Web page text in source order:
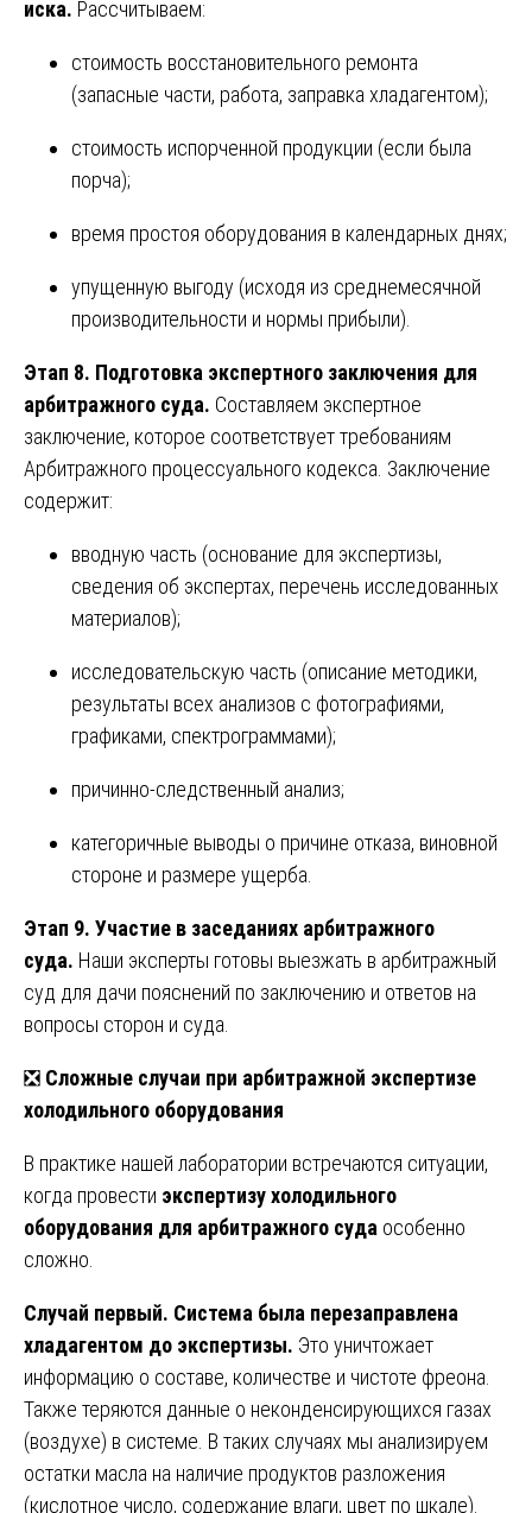
иска. Рассчитываем:
стоимость восстановительного ремонта
(запасные части, работа, заправка хладагентом);
стоимость испорченной продукции (если была
порча);
время простоя оборудования в календарных днях;
упущенную выгоду (исходя из среднемесячной
производительности и нормы прибыли).
Этап 8. Подготовка экспертного заключения для
арбитражного суда. Составляем экспертное
заключение, которое соответствует требованиям
Арбитражного процессуального кодекса. Заключение
содержит:
вводную часть (основание для экспертизы,
сведения об экспертах, перечень исследованных
материалов);
исследовательскую часть (описание методики,
результаты всех анализов с фотографиями,
графиками, спектрограммами);
причинно-следственный анализ;
категоричные выводы о причине отказа, виновной
стороне и размере ущерба.
Этап 9. Участие в заседаниях арбитражного
суда. Наши эксперты готовы выезжать в арбитражный
суд для дачи пояснений по заключению и ответов на
вопросы сторон и суда.
❎ Сложные случаи при арбитражной экспертизе
холодильного оборудования
В практике нашей лаборатории встречаются ситуации,
когда провести экспертизу холодильного
оборудования для арбитражного суда особенно
сложно.
Случай первый. Система была перезаправлена
хладагентом до экспертизы. Это уничтожает
информацию о составе, количестве и чистоте фреона.
Также теряются данные о неконденсирующихся газах
(воздухе) в системе. В таких случаях мы анализируем
остатки масла на наличие продуктов разложения
(кислотное число, содержание влаги, цвет по шкале).